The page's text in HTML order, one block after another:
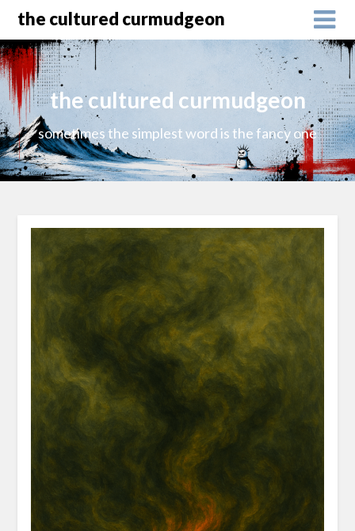
the cultured curmudgeon
the cultured curmudgeon
sometimes the simplest word is the fancy one